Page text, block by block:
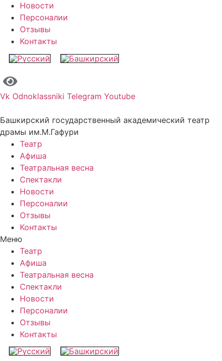
Новости
Персоналии
Отзывы
Контакты
Vk Odnoklassniki Telegram Youtube
Башкирский государственный академический театр
драмы им.М.Гафури
Театр
Афиша
Театральная весна
Спектакли
Новости
Персоналии
Отзывы
Контакты
Меню
Театр
Афиша
Театральная весна
Спектакли
Новости
Персоналии
Отзывы
Контакты